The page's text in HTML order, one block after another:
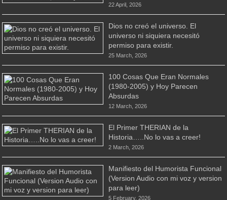
22 April, 2026
Dios no creó el universo. El
universo ni siquiera necesitó
permiso para existir.
25 March, 2026
100 Cosas Que Eran Normales
(1980-2005) y Hoy Parecen
Absurdas
12 March, 2026
El Primer THERIAN de la
Historia…..No lo vas a creer!
2 March, 2026
Manifiesto del Humorista Funcional
(Version Audio con mi voz y version
para leer)
5 February, 2026